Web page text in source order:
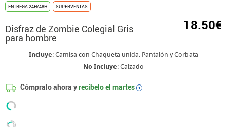
ENTREGA 24H/48H SUPERVENTAS
Disfraz de Zombie Colegial Gris
para hombre
18.50€
Incluye: Camisa con Chaqueta unida, Pantalón y Corbata
No Incluye: Calzado
Cómpralo ahora yrecíbelo el martes i